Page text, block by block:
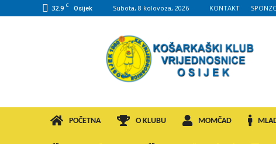
32.9 C Osijek Subota, 8 kolovoza, 2026 KONTAKT
KK
VROS
POČETNA O KLUBU MOMČAD